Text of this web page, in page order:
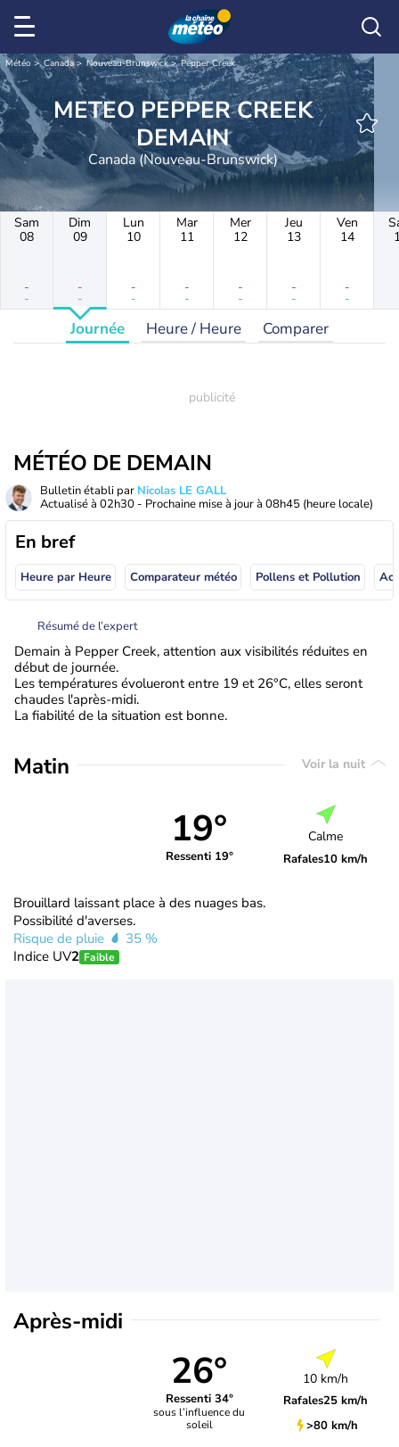
Météo Canada Nouveau-Brunswick Pepper Creek
METEO PEPPER CREEK
DEMAIN
Canada (Nouveau-Brunswick)
Sam
08
-
-
Dim
09
-
-
Lun
10
-
-
Mar
11
-
-
Mer
12
-
-
Jeu
13
-
-
Ven
14
-
-
Journée Heure / Heure Comparer
MÉTÉO DE DEMAIN
Bulletin établi par Nicolas LE GALL
Actualisé à 02h30 - Prochaine mise à jour à 08h45 (heure locale)
En bref
Heure par Heure Comparateur météo Pollens et Pollution
Résumé de l’expert
Demain à Pepper Creek, attention aux visibilités réduites en
début de journée.
Les températures évolueront entre 19 et 26°C, elles seront
chaudes l'après-midi.
La fiabilité de la situation est bonne.
Matin Voir la nuit
19°
Ressenti 19°
Calme
Rafales10 km/h
Brouillard laissant place à des nuages bas.
Possibilité d'averses.
Risque de pluie
35 %
Indice UV2 Faible
Après-midi
26°
Ressenti 34°
sous l’influence du
soleil
10 km/h
Rafales25 km/h
>80 km/h